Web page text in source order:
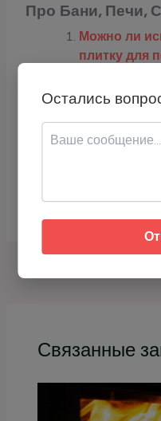
Про Бани, Печи,
Можно ли
плитку для
для
Можно ли
плитку под
Связанные
Остались